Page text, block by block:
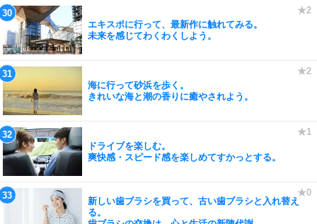
エキスポに行って、最新作に触れてみる。
未来を感じてわくわくしよう。
海に行って砂浜を歩く。
きれいな海と潮の香りに癒やされよう。
ドライブを楽しむ。
爽快感・スピード感を楽しめてすかっとする。
新しい歯ブラシを買って、古い歯ブラシと入れ替え
る。